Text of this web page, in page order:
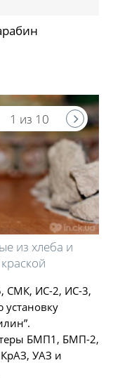
из хлеба и
1 из 10
СМК, ИС-2, ИС-3,
установку
БМП1, БМП-2,
УАЗ и